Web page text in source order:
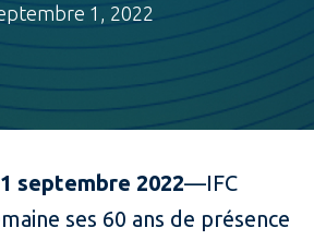
1, 2022
septembre 2022—IFC
ses 60 ans de présence